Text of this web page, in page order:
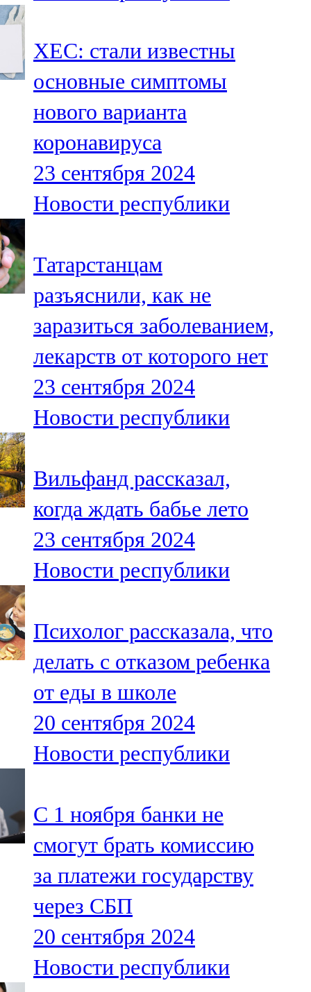
Мамадыш
106,2 FM
Минзәлә
107,3 FM
Мөслим
100,0 FM
104,7 FM
Олы Әтнә
71,42 FM
Сарман
107,8 FM
Теләче
Түбән Кама
102,6 FM
Чирмешән
107,7 FM
103,0 FM
Чүпрәле
91,0 FM
Шәмәрдән
102,3 FM
107,0 FM
Яр Чаллы
105,5 FM
XEC: стали известны
основные симптомы
нового варианта
коронавируса
23 сентября 2024
Новости республики
Татарстанцам
разъяснили, как не
заразиться заболеванием,
лекарств от которого нет
23 сентября 2024
Новости республики
Вильфанд рассказал,
когда ждать бабье лето
23 сентября 2024
Новости республики
Психолог рассказала, что
делать с отказом ребенка
от еды в школе
20 сентября 2024
Новости республики
С 1 ноября банки не
смогут брать комиссию
за платежи государству
через СБП
20 сентября 2024
Новости республики